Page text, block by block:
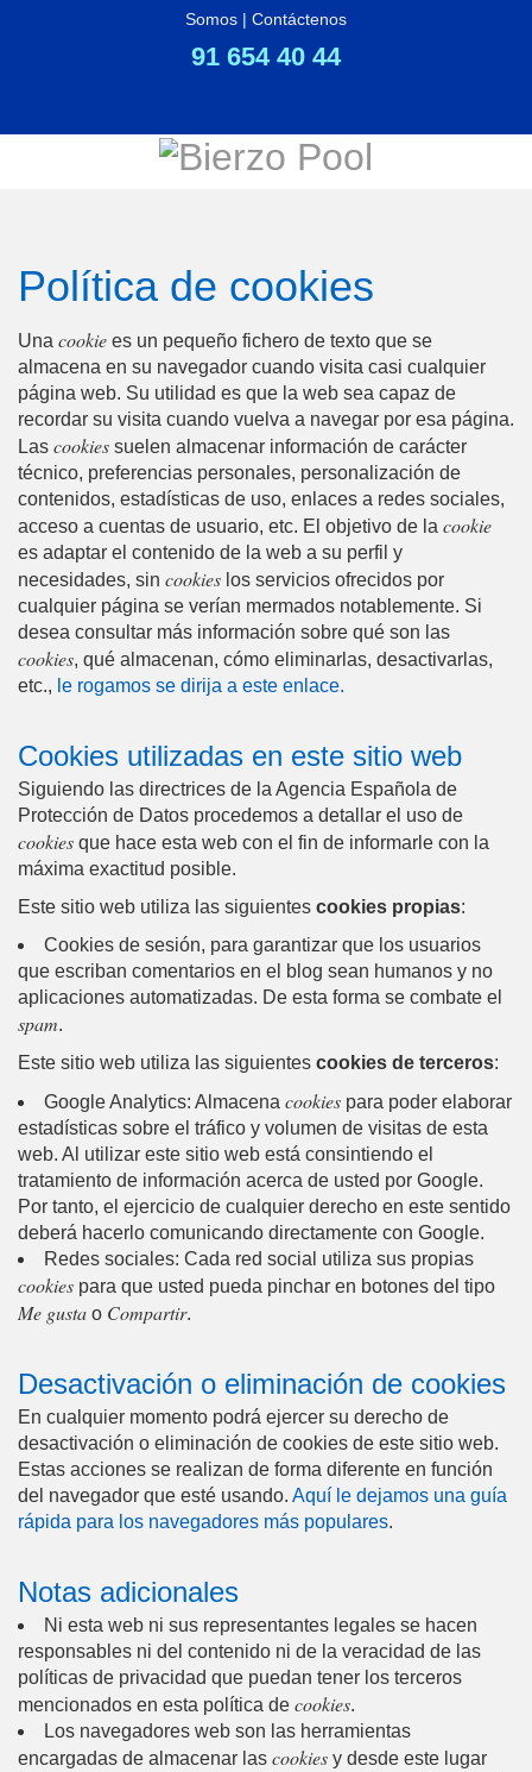
Somos | Contáctenos
91 654 40 44
Política de cookies
Una cookie es un pequeño fichero de texto que se
almacena en su navegador cuando visita casi cualquier
página web. Su utilidad es que la web sea capaz de
recordar su visita cuando vuelva a navegar por esa página.
Las cookies suelen almacenar información de carácter
técnico, preferencias personales, personalización de
contenidos, estadísticas de uso, enlaces a redes sociales,
acceso a cuentas de usuario, etc. El objetivo de la cookie
es adaptar el contenido de la web a su perfil y
necesidades, sin cookies los servicios ofrecidos por
cualquier página se verían mermados notablemente. Si
desea consultar más información sobre qué son las
cookies, qué almacenan, cómo eliminarlas, desactivarlas,
etc., le rogamos se dirija a este enlace.
Cookies utilizadas en este sitio web
Siguiendo las directrices de la Agencia Española de
Protección de Datos procedemos a detallar el uso de
cookies que hace esta web con el fin de informarle con la
máxima exactitud posible.
Este sitio web utiliza las siguientes cookies propias:
Cookies de sesión, para garantizar que los usuarios
que escriban comentarios en el blog sean humanos y no
aplicaciones automatizadas. De esta forma se combate el
spam.
Este sitio web utiliza las siguientes cookies de terceros:
Google Analytics: Almacena cookies para poder elaborar
estadísticas sobre el tráfico y volumen de visitas de esta
web. Al utilizar este sitio web está consintiendo el
tratamiento de información acerca de usted por Google.
Por tanto, el ejercicio de cualquier derecho en este sentido
deberá hacerlo comunicando directamente con Google.
Redes sociales: Cada red social utiliza sus propias
cookies para que usted pueda pinchar en botones del tipo
Me gusta o Compartir.
Desactivación o eliminación de cookies
En cualquier momento podrá ejercer su derecho de
desactivación o eliminación de cookies de este sitio web.
Estas acciones se realizan de forma diferente en función
del navegador que esté usando. Aquí le dejamos una guía
rápida para los navegadores más populares.
Notas adicionales
Ni esta web ni sus representantes legales se hacen
responsables ni del contenido ni de la veracidad de las
políticas de privacidad que puedan tener los terceros
mencionados en esta política de cookies.
Los navegadores web son las herramientas
encargadas de almacenar las cookies y desde este lugar